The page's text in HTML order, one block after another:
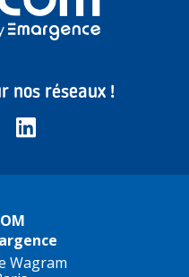
nos réseaux !
Wagram